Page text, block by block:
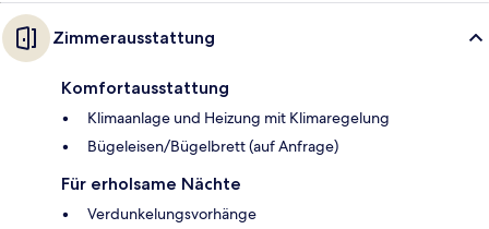
Zimmerausstattung
Komfortausstattung
Klimaanlage und Heizung mit Klimaregelung
Bügeleisen/Bügelbrett (auf Anfrage)
Für erholsame Nächte
Verdunkelungsvorhänge